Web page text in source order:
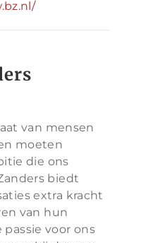
van mensen
moeten
die ons
biedt
extra kracht
van hun
voor ons